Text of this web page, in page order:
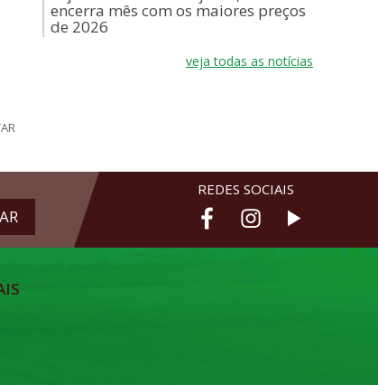
encerra mês com os maiores preços
de 2026
veja todas as notícias
REDES SOCIAIS